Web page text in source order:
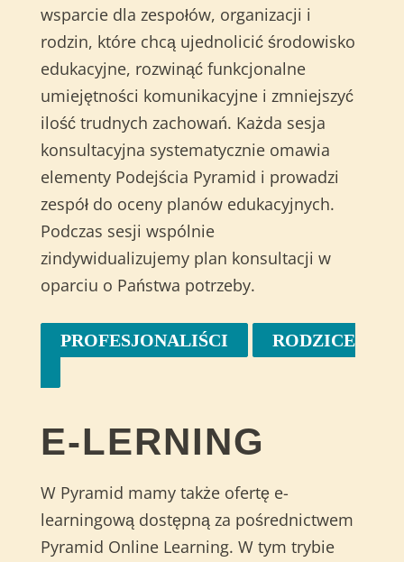
wsparcie dla zespołów, organizacji i
rodzin, które chcą ujednolicić środowisko
edukacyjne, rozwinąć funkcjonalne
umiejętności komunikacyjne i zmniejszyć
ilość trudnych zachowań. Każda sesja
konsultacyjna systematycznie omawia
elementy Podejścia Pyramid i prowadzi
zespół do oceny planów edukacyjnych.
Podczas sesji wspólnie
zindywidualizujemy plan konsultacji w
oparciu o Państwa potrzeby.
PROFESJONALIŚCI RODZICE
E-LERNING
W Pyramid mamy także ofertę e-
learningową dostępną za pośrednictwem
Pyramid Online Learning. W tym trybie